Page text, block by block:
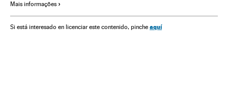
Mais informações
Si está interesado en licenciar este contenido, pinche aquí